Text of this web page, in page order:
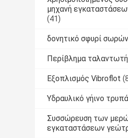
μηχανή
(41)
δονητικό σφυρί σωρών
Περίβλημα ταλαντωτή
Εξοπλισμός Vibroflot
Υδραυλικό γήινο
Συσσώρευση των
εγκαταστάσεων